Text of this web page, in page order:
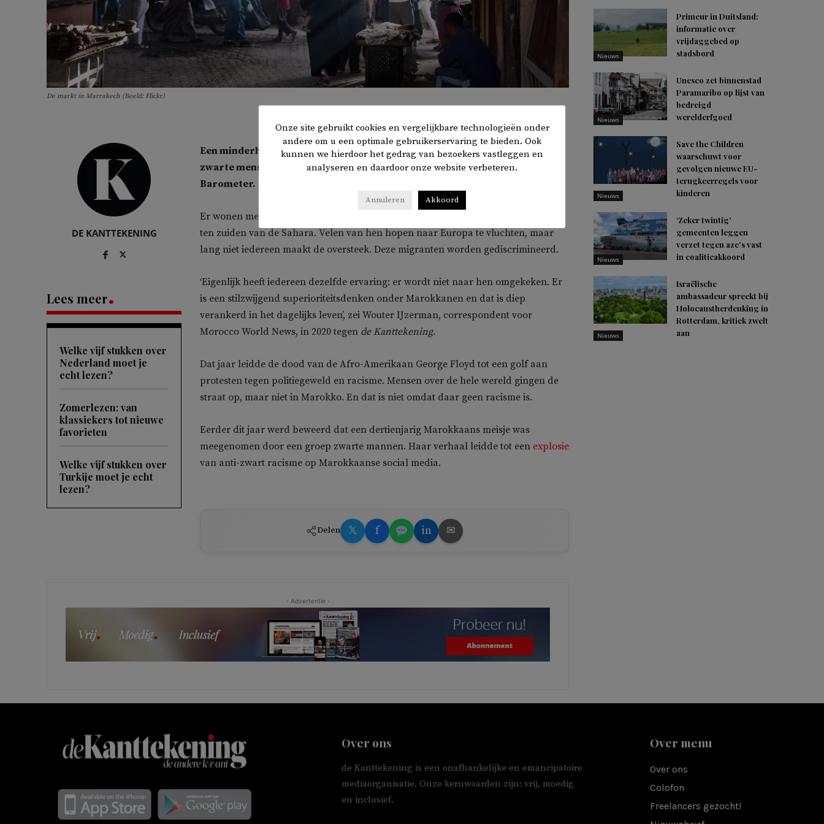
De markt in Marrakech (Beeld: Flickr)
DE KANTTEKENING
Lees meer
Welke vijf stukken over
Nederland moet je
echt lezen?
Zomerlezen: van
klassiekers tot nieuwe
favorieten
Welke vijf stukken over
Turkije moet je echt
lezen?
Een minderheid van de Marokkanen (43 procent) vindt racisme tegen van
zwarte mensen een probleem. Datblijktuit eenonderzoekdoor The Arab
Barometer.
Er wonen meer dan 700.000 migranten in Marokko, die afkomstig zijn uit landen
ten zuiden van de Sahara. Velen van hen hopen naar Europa te vluchten, maar
lang niet iedereen maakt de oversteek. Deze migranten worden gediscrimineerd.
‘Eigenlijk heeft iedereen dezelfde ervaring: er wordt niet naar hen omgekeken. Er
is een stilzwijgend superioriteitsdenken onder Marokkanen en dat is diep
verankerd in het dagelijks leven’, zei Wouter IJzerman, correspondent voor
Morocco World News, in 2020 tegen de Kanttekening.
Dat jaar leidde de dood van de Afro-Amerikaan George Floyd tot een golf aan
protesten tegen politiegeweld en racisme. Mensen over de hele wereld gingen de
straat op, maar niet in Marokko. En dat is niet omdat daar geen racisme is.
Eerder dit jaar werd beweerd dat een dertienjarig Marokkaans meisje was
meegenomen door een groep zwarte mannen. Haar verhaal leidde tot een explosie
van anti-zwart racisme op Marokkaanse social media.
Delen 𝕏 f in ✉
- Advertentie -
Nieuws
Primeur in Duitsland:
informatie over
vrijdaggebed op
stadsbord
Nieuws
Unesco zet binnenstad
Paramaribo op lijst van
bedreigd
werelderfgoed
Nieuws
Save the Children
waarschuwt voor
gevolgen nieuwe EU-
terugkeerregels voor
kinderen
Nieuws
‘Zeker twintig’
gemeenten leggen
verzet tegen azc’s vast
in coalitieakkoord
Nieuws
Israëlische
ambassadeur spreekt bij
Holocaustherdenking in
Rotterdam, kritiek zwelt
aan
Over ons
de Kanttekening is een onafhankelijke en emancipatoire
mediaorganisatie. Onze kernwaarden zijn: vrij, moedig
en inclusief.
Over menu
Over ons
Colofon
Freelancers gezocht!
Onze site gebruikt cookies en vergelijkbare technologieën onder
andere om u een optimale gebruikerservaring te bieden. Ook
kunnen we hierdoor het gedrag van bezoekers vastleggen en
analyseren en daardoor onze website verbeteren.
Annuleren Akkoord